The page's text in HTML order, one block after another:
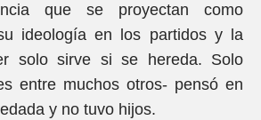
que se proyectan como
ideología en los partidos y la
solo sirve si se hereda. Solo
entre muchos otros- pensó en
y no tuvo hijos.